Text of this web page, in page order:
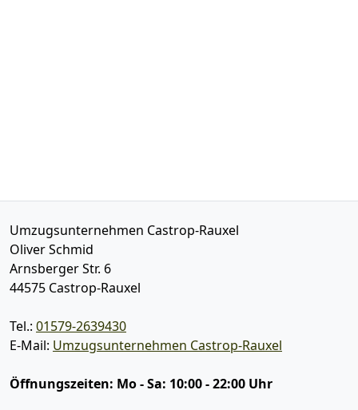
Umzugsunternehmen Castrop-Rauxel
Oliver Schmid
Arnsberger Str. 6
44575 Castrop-Rauxel
Tel.: 01579-2639430
E-Mail: Umzugsunternehmen Castrop-Rauxel
Öffnungszeiten: Mo - Sa: 10:00 - 22:00 Uhr